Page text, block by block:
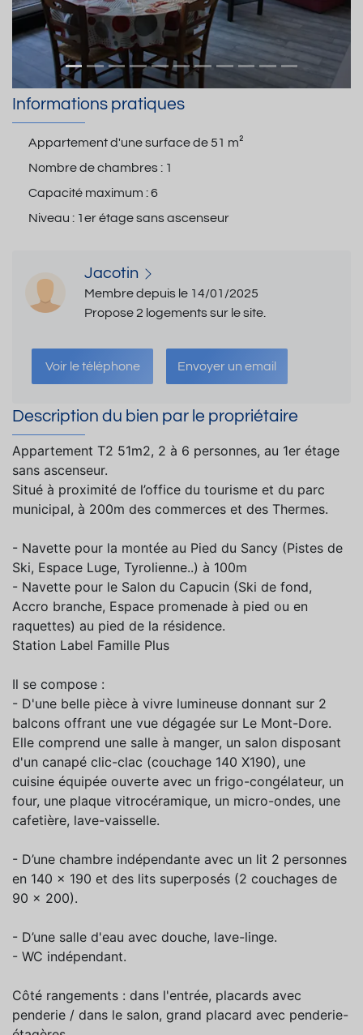
Informations pratiques
Appartement d'une surface de51 m²
Nombre de chambres : 1
Capacité maximum :6
Niveau : 1er étage sans ascenseur
Jacotin
Membre depuis le 14/01/2025
Propose 2 logements sur le site.
Voir le téléphone Envoyer un email
Description du bien par le propriétaire
Appartement T2 51m2, 2 à 6 personnes, au 1er étage
sans ascenseur.
Situé à proximité de l’office du tourisme et du parc
municipal, à 200m des commerces et des Thermes.
- Navette pour la montée au Pied du Sancy (Pistes de
Ski, Espace Luge, Tyrolienne..) à 100m
- Navette pour le Salon du Capucin (Ski de fond,
Accro branche, Espace promenade à pied ou en
raquettes) au pied de la résidence.
Station Label Famille Plus
Il se compose :
- D'une belle pièce à vivre lumineuse donnant sur 2
balcons offrant une vue dégagée sur Le Mont-Dore.
Elle comprend une salle à manger, un salon disposant
d'un canapé clic-clac (couchage 140 X190), une
cuisine équipée ouverte avec un frigo-congélateur, un
four, une plaque vitrocéramique, un micro-ondes, une
cafetière, lave-vaisselle.
- D’une chambre indépendante avec un lit 2 personnes
en 140 x 190 et des lits superposés (2 couchages de
90 x 200).
- D’une salle d'eau avec douche, lave-linge.
- WC indépendant.
Côté rangements : dans l'entrée, placards avec
penderie / dans le salon, grand placard avec penderie-